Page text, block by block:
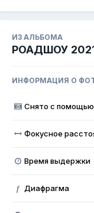
ИЗ АЛЬБОМА
РОАДШОУ
ИНФОРМАЦИЯ О
Снято с помощью
Фокусное
Время выдержки
f Диафрагма